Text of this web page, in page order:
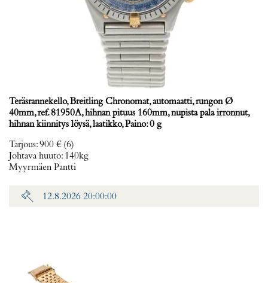
Teräsrannekello, Breitling Chronomat, automaatti, rungon Ø
40mm, ref. 81950A, hihnan pituus 160mm, nupista pala irronnut,
hihnan kiinnitys löysä, laatikko, Paino: 0 g
Tarjous:900 € (6)
Johtava huuto: 140kg
Myyrmäen Pantti
12.8.2026 20:00:00